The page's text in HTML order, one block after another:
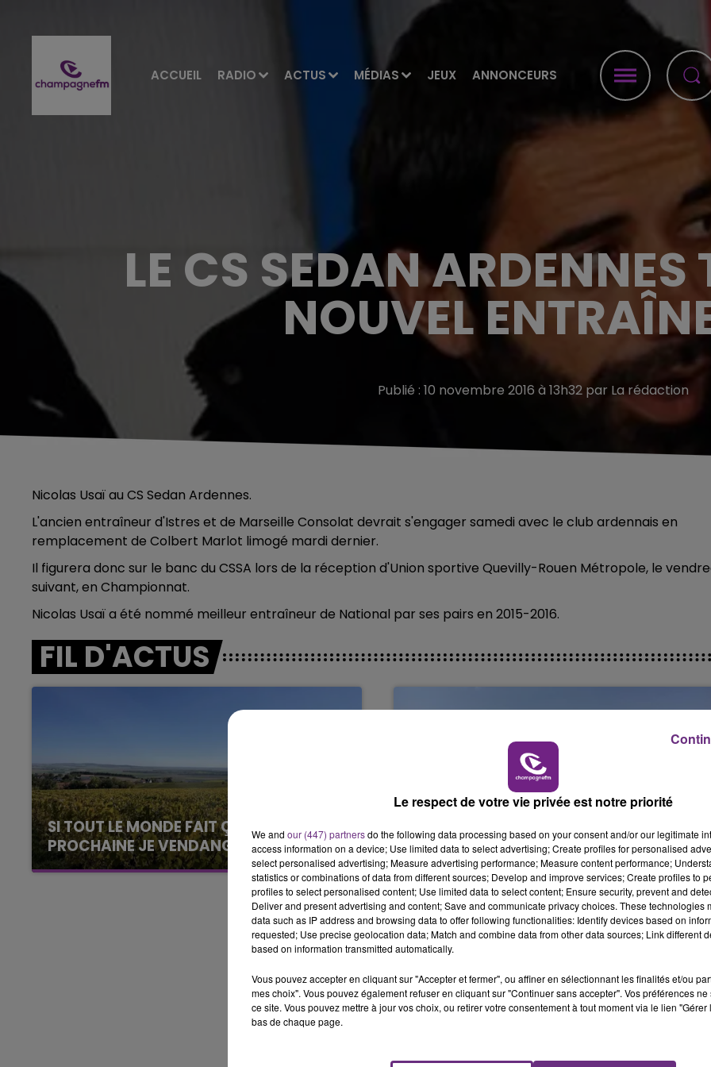
ACCUEIL RADIO ACTUS MÉDIAS JEUX ANNONCEURS
5h00 - 6h00
LA FAMILLE
LE CS SEDAN ARDENNES
NOUVEL
Publié : 10 novembre 2016 à 13h32 par La rédaction
Nicolas Usaï au CS Sedan Ardennes.
L'ancien entraîneur d'Istres et de Marseille Consolat devrait s'engager samedi avec le club ardennais en
remplacement de Colbert Marlot limogé mardi dernier.
Il figurera donc sur le banc du CSSA lors de la réception d'Union sportive Quevilly-Rouen Métropole, le
suivant, en Championnat.
Nicolas Usaï a été nommé meilleur entraîneur de National par ses pairs en 2015-2016.
FIL D'ACTUS
SI TOUT LE MONDE FAIT ÇA, MOI L'ANNÉE
PROCHAINE JE VENDANGE EN...
La vendange en Champagne a débuté ce jeudi
6 août dans la commune de Montgueux (Aube).
L'INSPECTION DU TRAVAIL RAPPELLE À
L'ORDRE SUR LES CONDITIONS DE...
Alors que les dates de début des vendange
2026 s'est avéré être plus précoce que prévu,
l'inspection du Travail en profite pour rappeler
les conditions de...
Le respect de votre vie privée est notre priorité
We and our (447) partnersdo the following data processing based on your consent and/or our legitimate
access information on a device; Use limited data to select advertising; Create profiles for personalised
select personalised advertising; Measure advertising performance; Measure content performance;
statistics or combinations of data from different sources; Develop and improve services; Create profiles to
profiles to select personalised content; Use limited data to select content; Ensure security, prevent and
Deliver and present advertising and content; Save and communicate privacy choices. These technologies
data such as IP address and browsing data to offer following functionalities: Identify devices based on
requested; Use precise geolocation data; Match and combine data from other data sources; Link different
based on information transmitted automatically.
Vous pouvez accepter en cliquant sur "Accepter et fermer", ou affiner en sélectionnant les finalités et/ou
mes choix". Vous pouvez également refuser en cliquant sur "Continuer sans accepter". Vos préférences
ce site. Vous pouvez mettre à jour vos choix, ou retirer votre consentement à tout moment via le lien
bas de chaque page.